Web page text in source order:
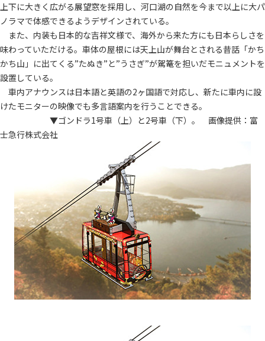
上下に大きく広がる展望窓を採用し、河口湖の自然を今まで以上に大パ
ノラマで体感できるようデザインされている。
また、内装も日本的な吉祥文様で、海外から来た方にも日本らしさを
味わっていただける。車体の屋根には天上山が舞台とされる昔話「かち
かち山」に出てくる”たぬき”と”うさぎ”が駕篭を担いだモニュメントを
設置している。
車内アナウンスは日本語と英語の2ヶ国語で対応し、新たに車内に設
けたモニターの映像でも多言語案内を行うことできる。
▼ゴンドラ1号車（上）と2号車（下）。 画像提供：富
士急行株式会社